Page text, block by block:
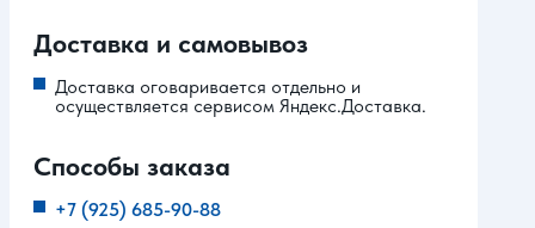
Доставка и самовывоз
Доставка оговаривается отдельно и
осуществляется сервисом Яндекс.Доставка.
Способы заказа
+7 (925) 685-90-88